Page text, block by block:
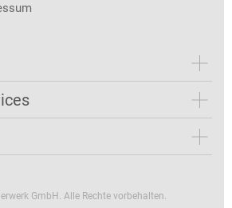
GmbH. Alle Rechte vorbehalten.